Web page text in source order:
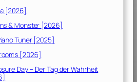
[2026]
& Monster [2026]
Tuner [2025]
[2026]
Day – Der Tag der Wahrheit